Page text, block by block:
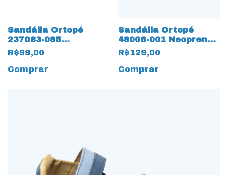
Sandália Ortopé
237083-085
Brincadeira com
Velcro 14030 Rosa
R$99,00
Comprar
Sandália Ortopé
48006-001 Neoprene
12966 com Duplo
Velcro e LED
R$129,00
Comprar